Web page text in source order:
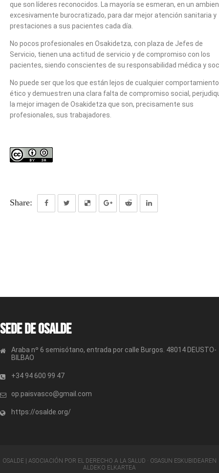
que son líderes reconocidos. La mayoría se esmeran, en un
excesivamente burocratizado, para dar mejor atención sanitaria y
prestaciones a sus pacientes cada día.
No pocos profesionales en Osakidetza, con plaza de Jefes de
Servicio, tienen una actitud de servicio y de compromiso con los
pacientes, siendo conscientes de su responsabilidad médica y
No puede ser que los que están lejos de cualquier comportamiento
ético y demuestren una clara falta de compromiso social,
la mejor imagen de Osakidetza que son, precisamente sus
profesionales, sus trabajadores.
Share:
Sede de OSALDE
Araba nº 6 semisótano, entrada por calle Burgos. 48014 DEUSTO-
BILBAO
+34 94 600 99 47
op.paisvasco@gmail.com
https://osalde.org/
OSALDE | ASOCIACIÓN POR EL DERECHO A LA SALUD · OSASUN ESKUBIDEAREN
ALDEKO ELKARTEA